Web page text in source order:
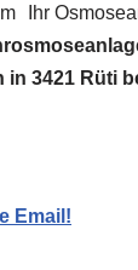
Ihr
in 3421 Rüti
Email!